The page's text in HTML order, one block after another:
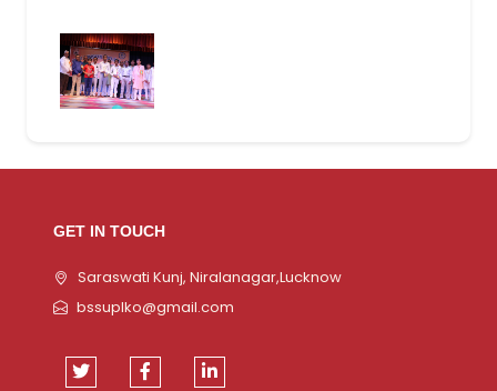
GET IN TOUCH
Saraswati Kunj, Niralanagar,Lucknow
bssuplko@gmail.com